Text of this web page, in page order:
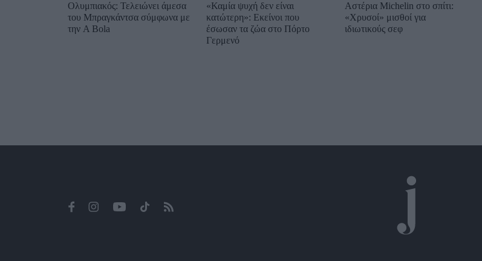
Ολυμπιακός: Τελειώνει άμεσα
του Μπραγκάντσα σύμφωνα με
την A Bola
«Καμία ψυχή δεν είναι
κατώτερη»: Εκείνοι που
έσωσαν τα ζώα στο Πόρτο
Γερμενό
Αστέρια Michelin στο σπίτι:
«Χρυσοί» μισθοί για
ιδιωτικούς σεφ